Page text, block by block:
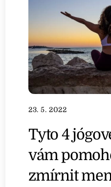
23. 5. 2022
Tyto 4
vám
zmírnit